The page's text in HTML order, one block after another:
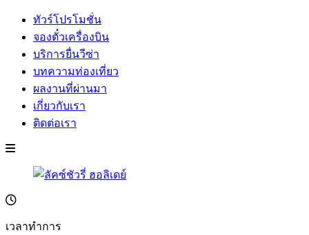
ทัวร์โปรโมชั่น
จองตั๋วเครื่องบิน
บริการยื่นวีซ่า
บทความท่องเที่ยว
ผลงานที่ผ่านมา
เกี่ยวกับเรา
ติดต่อเรา
เวลาทำการ